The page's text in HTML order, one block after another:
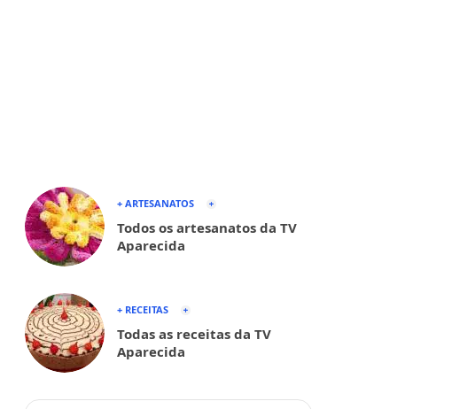
+ ARTESANATOS
Todos os artesanatos da TV
Aparecida
+ RECEITAS
Todas as receitas da TV
Aparecida